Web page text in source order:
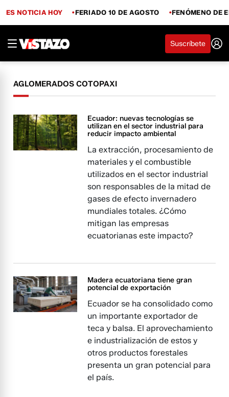
ES NOTICIA HOY FERIADO 10 DE AGOSTO FENÓMENO DE
Suscríbete
AGLOMERADOS COTOPAXI
Ecuador: nuevas tecnologías se
utilizan en el sector industrial para
reducir impacto ambiental
La extracción, procesamiento de
materiales y el combustible
utilizados en el sector industrial
son responsables de la mitad de
gases de efecto invernadero
mundiales totales. ¿Cómo
mitigan las empresas
ecuatorianas este impacto?
Madera ecuatoriana tiene gran
potencial de exportación
Ecuador se ha consolidado como
un importante exportador de
teca y balsa. El aprovechamiento
e industrialización de estos y
otros productos forestales
presenta un gran potencial para
el país.